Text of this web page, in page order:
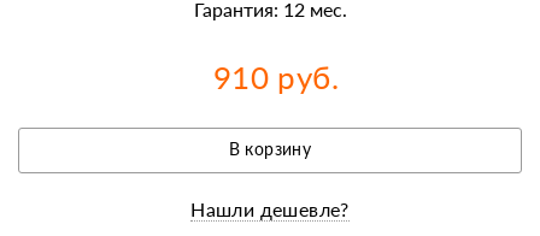
Гарантия: 12 мес.
910 руб.
В корзину
Нашли дешевле?